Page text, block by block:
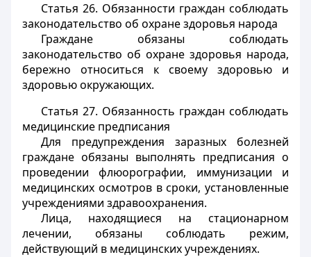
Статья 26. Обязанности граждан соблюдать
законодательство об охране здоровья народа
Граждане обязаны соблюдать
законодательство об охране здоровья народа,
бережно относиться к своему здоровью и
здоровью окружающих.
Статья 27. Обязанность граждан соблюдать
медицинские предписания
Для предупреждения заразных болезней
граждане обязаны выполнять предписания о
проведении флюорографии, иммунизации и
медицинских осмотров в сроки, установленные
учреждениями здравоохранения.
Лица, находящиеся на стационарном
лечении, обязаны соблюдать режим,
действующий в медицинских учреждениях.